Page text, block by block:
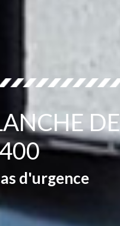
DE
d'urgence